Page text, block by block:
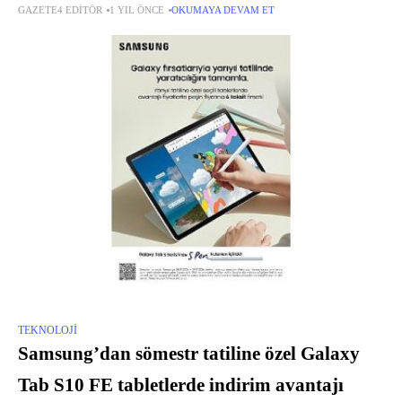
ikonik Kraken Kitty V2 serisini yeni renk seçenekleriyle genişletiyor.
GAZETE4 EDITÖR 1 YIL ÖNCE OKUMAYA DEVAM ET
TEKNOLOJI
Samsung’dan sömestr tatiline özel Galaxy
Tab S10 FE tabletlerde indirim avantajı